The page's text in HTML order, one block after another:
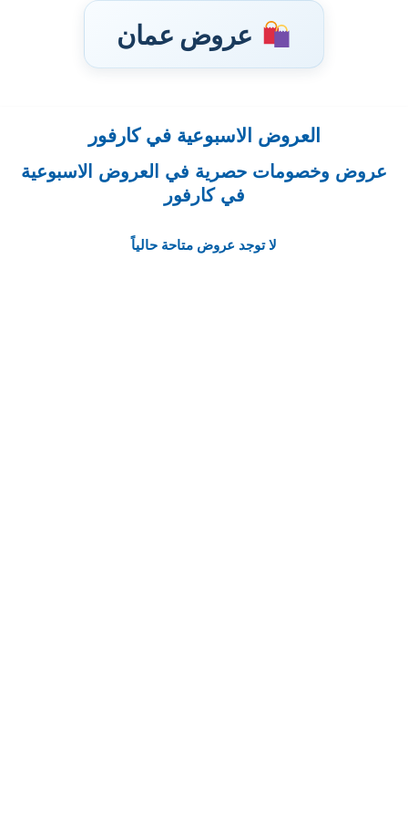
عروض عمان
إلى
العروض الاسبوعية في كارفور
عروض وخصومات حصرية في العروض الاسبوعية
في كارفور
لا توجد عروض متاحة حالياً